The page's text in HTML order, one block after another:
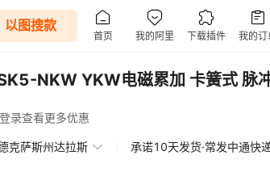
NKW YKW电磁累加 卡簧式 脉
登录查看更多优惠
克萨斯州达拉斯 承诺10天发货·常发中通快